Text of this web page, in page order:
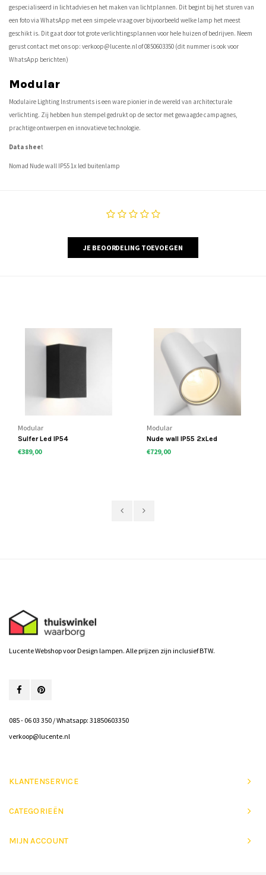
gespecialiseerd in lichtadvies en het maken van lichtplannen. Dit begint bij het sturen van
een foto via WhatsApp met een simpele vraag over bijvoorbeeld welke lamp het meest
geschikt is. Dit gaat door tot grote verlichtingsplannen voor hele huizen of bedrijven. Neem
gerust contact met ons op: verkoop@lucente.nlof 0850603350 (dit nummer is ook voor
WhatsApp berichten)
Modular
Modulaire Lighting Instruments is een ware pionier in de wereld van architecturale
verlichting. Zij hebben hun stempel gedrukt op de sector met gewaagde campagnes,
prachtige ontwerpen en innovatieve technologie.
Data sheet
Nomad Nude wall IP55 1x led buitenlamp
JE BEOORDELING TOEVOEGEN
Modular
Sulfer Led IP54
€389,00
Modular
Nude wall IP55 2xLed
€729,00
Lucente Webshop voor Design lampen. Alle prijzen zijn inclusief BTW.
085 - 06 03 350 / Whatsapp: 31850603350
verkoop@lucente.nl
KLANTENSERVICE
CATEGORIEËN
MIJN ACCOUNT